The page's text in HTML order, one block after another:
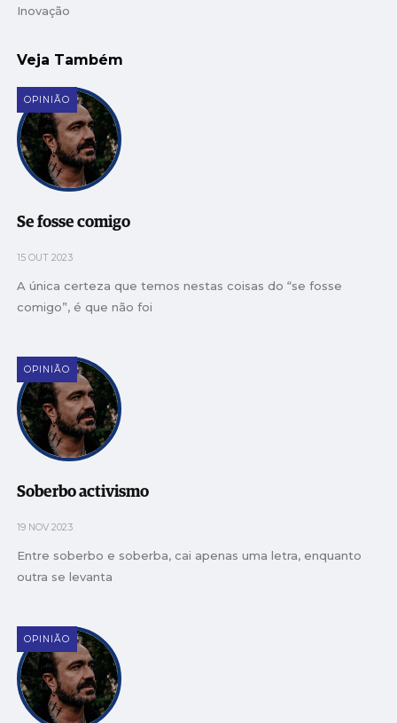
Inovação
Veja Também
OPINIÃO
Se fosse comigo
15 OUT 2023
A única certeza que temos nestas coisas do “se fosse
comigo”, é que não foi
OPINIÃO
Soberbo activismo
19 NOV 2023
Entre soberbo e soberba, cai apenas uma letra, enquanto
outra se levanta
OPINIÃO